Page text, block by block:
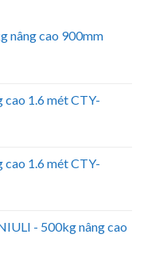
nâng cao 900mm
cao 1.6 mét CTY-
cao 1.6 mét CTY-
- 500kg nâng cao